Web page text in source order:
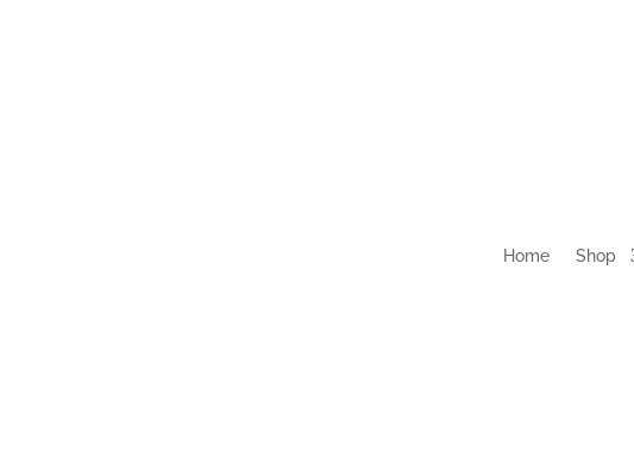
Home Shop